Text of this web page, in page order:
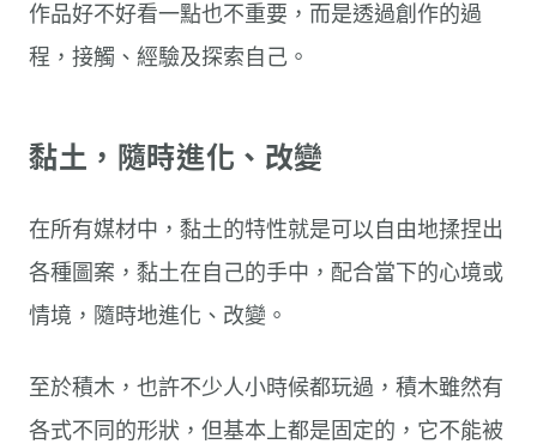
作品好不好看一點也不重要，而是透過創作的過
程，接觸、經驗及探索自己。
黏土，隨時進化、改變
在所有媒材中，黏土的特性就是可以自由地揉捏出
各種圖案，黏土在自己的手中，配合當下的心境或
情境，隨時地進化、改變。
至於積木，也許不少人小時候都玩過，積木雖然有
各式不同的形狀，但基本上都是固定的，它不能被